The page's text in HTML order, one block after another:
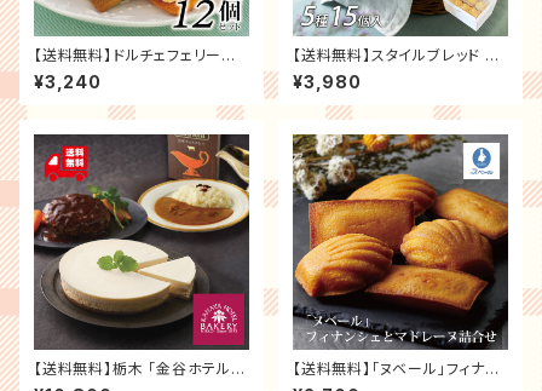
【送料無料】ドルチェフェリーチ
ェ フルーツクリームサンド お
祝い お礼 贈り物 誕生日 記念
日 スイーツ ギフト プレゼント
¥3,240
【送料無料】スタイルブレッド 冷
凍パン ギフトセット 5種 (15個
入) パン 詰め合わせ セット 食べ
¥3,980
【送料無料】栃木 「金谷ホテルベ
ーカリー」 オリジナルセット3種
【送料無料】「ヌベール」フィナン
シェとマドレーヌ詰合せ ブライ